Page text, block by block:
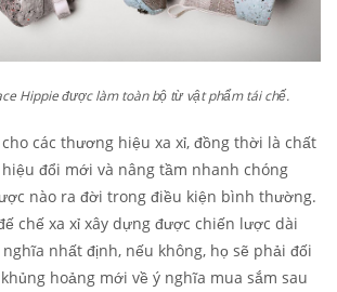
Hippie được làm toàn bộ từ vật phẩm tái chế.
các thương hiệu xa xỉ, đồng thời là chất
đổi mới và nâng tầm nhanh chóng
nào ra đời trong điều kiện bình thường.
chế xa xỉ xây dựng được chiến lược dài
nhất định, nếu không, họ sẽ phải đối
hoảng mới về ý nghĩa mua sắm sau